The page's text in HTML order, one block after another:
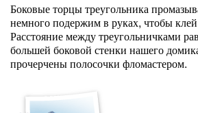
Боковые торцы треугольника
немного подержим в руках, чтобы клей
Расстояние между треугольничками
большей боковой стенки нашего
прочерчены полосочки фломастером.